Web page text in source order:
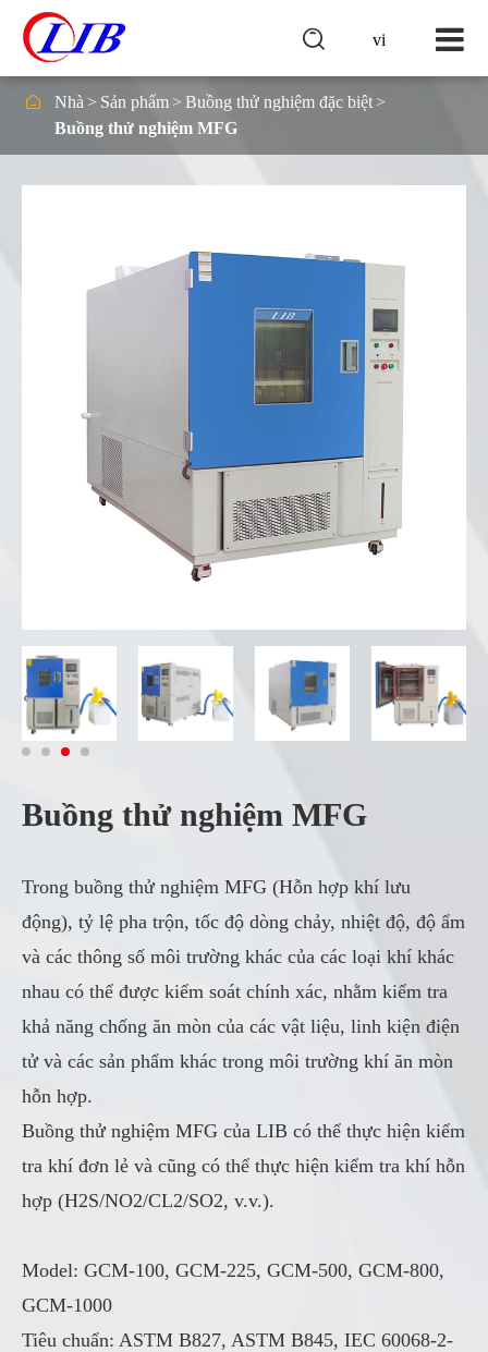
vi

 Nhà Sản phẩm
Buồng thử nghiệm đặc biệt
Buồng thử nghiệm MFG
Buồng thử nghiệm MFG
Trong buồng thử nghiệm MFG (Hỗn hợp khí lưu
động), tỷ lệ pha trộn, tốc độ dòng chảy, nhiệt độ, độ ẩm
và các thông số môi trường khác của các loại khí khác
nhau có thể được kiểm soát chính xác, nhằm kiểm tra
khả năng chống ăn mòn của các vật liệu, linh kiện điện
tử và các sản phẩm khác trong môi trường khí ăn mòn
hỗn hợp.
Buồng thử nghiệm MFG của LIB có thể thực hiện kiểm
tra khí đơn lẻ và cũng có thể thực hiện kiểm tra khí hỗn
hợp (H2S/NO2/CL2/SO2, v.v.).
Model: GCM-100, GCM-225, GCM-500, GCM-800,
GCM-1000
Tiêu chuẩn: ASTM B827, ASTM B845, IEC 60068-2-